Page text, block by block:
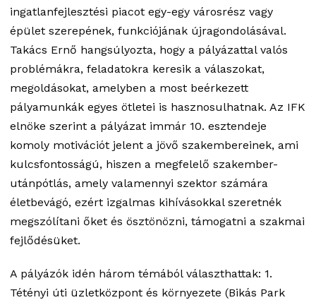
ingatlanfejlesztési piacot egy-egy városrész vagy
épület szerepének, funkciójának újragondolásával.
Takács Ernő hangsúlyozta, hogy a pályázattal valós
problémákra, feladatokra keresik a válaszokat,
megoldásokat, amelyben a most beérkezett
pályamunkák egyes ötletei is hasznosulhatnak. Az IFK
elnöke szerint a pályázat immár 10. esztendeje
komoly motivációt jelent a jövő szakembereinek, ami
kulcsfontosságú, hiszen a megfelelő szakember-
utánpótlás, amely valamennyi szektor számára
életbevágó, ezért izgalmas kihívásokkal szeretnék
megszólítani őket és ösztönözni, támogatni a szakmai
fejlődésüket.
A pályázók idén három témából választhattak: 1.
Tétényi úti üzletközpont és környezete (Bikás Park